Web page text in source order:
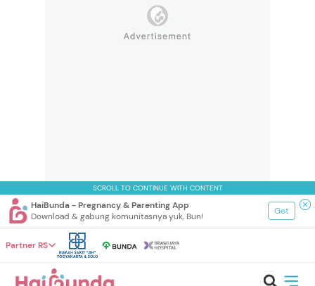
SCROLL TO CONTINUE WITH CONTENT
HaiBunda - Pregnancy & Parenting App
Download & gabung komunitasnya yuk, Bun!
Get
Partner RS